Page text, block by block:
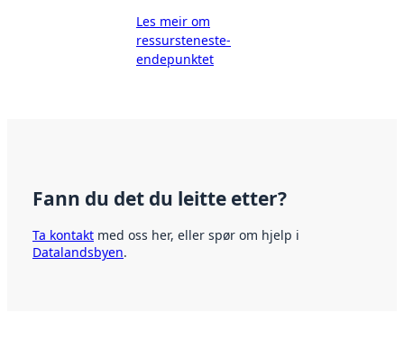
Les meir om
ressursteneste-
endepunktet
Fann du det du leitte etter?
Ta kontakt med oss her, eller spør om hjelp i
Datalandsbyen.